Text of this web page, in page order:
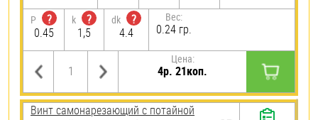
P
?
0.45
k
?
1,5
dk
?
4.4
Вес:
0.24 гр.
Цена:
4р. 21коп.
Винт самонарезающий c потайной